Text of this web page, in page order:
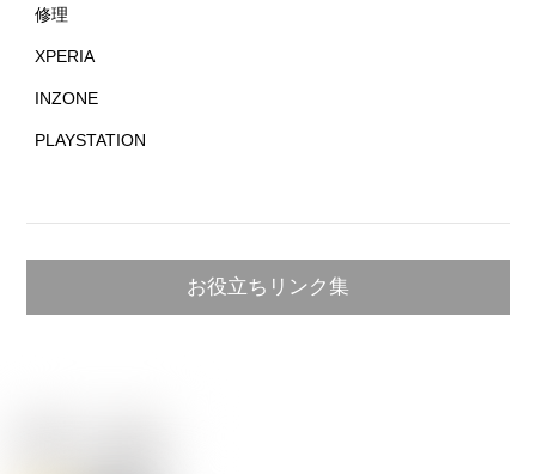
修理
XPERIA
INZONE
PLAYSTATION
お役立ちリンク集